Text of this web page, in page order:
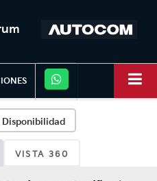
VISTA 360